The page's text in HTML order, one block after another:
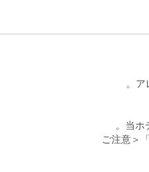
当ホ
＜ご注意